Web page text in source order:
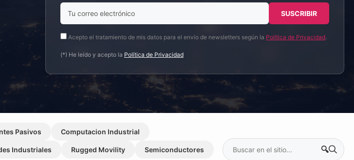
Acepto el tratamiento de mis datos para el envío de newsletters según la Política de Privacidad.
(*) He leído y acepto la Política de Privacidad
Pasivos Computacion Industrial
Industriales Rugged Movility Semiconductores
Buscar: